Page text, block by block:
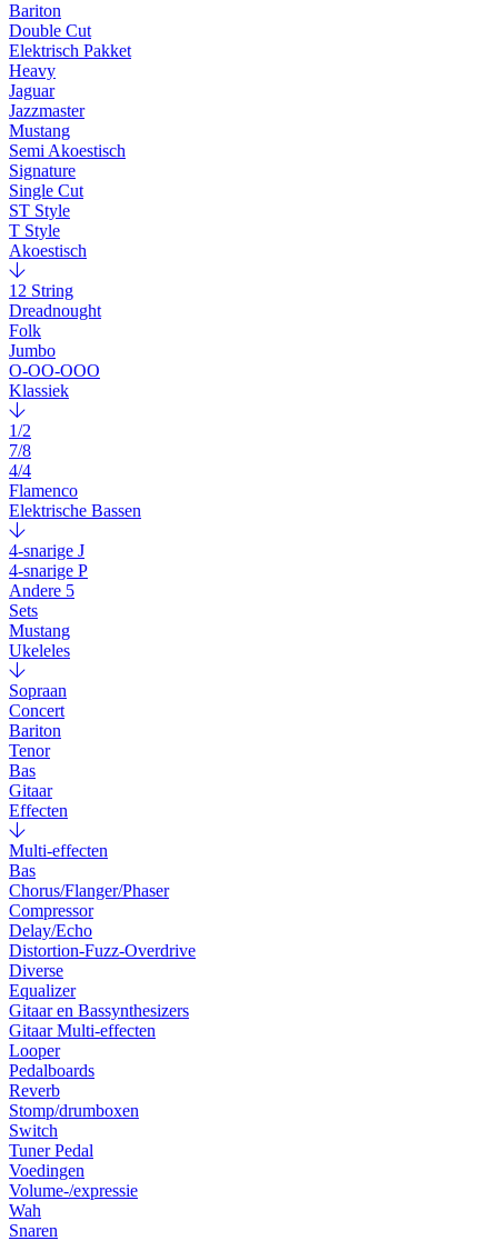
Bariton
Double Cut
Elektrisch Pakket
Heavy
Jaguar
Jazzmaster
Mustang
Semi Akoestisch
Signature
Single Cut
ST Style
T Style
Akoestisch
12 String
Dreadnought
Folk
Jumbo
O-OO-OOO
Klassiek
1/2
7/8
4/4
Flamenco
Elektrische Bassen
4-snarige J
4-snarige P
Andere 5
Sets
Mustang
Ukeleles
Sopraan
Concert
Bariton
Tenor
Bas
Gitaar
Effecten
Multi-effecten
Bas
Chorus/Flanger/Phaser
Compressor
Delay/Echo
Distortion-Fuzz-Overdrive
Diverse
Equalizer
Gitaar en Bassynthesizers
Gitaar Multi-effecten
Looper
Pedalboards
Reverb
Stomp/drumboxen
Switch
Tuner Pedal
Voedingen
Volume-/expressie
Wah
Snaren